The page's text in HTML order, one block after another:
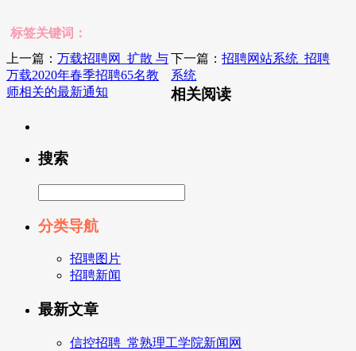
标签关键词：
上一篇： 万载招聘网_扩散 与
万载2020年春季招聘65名教
师相关的最新通知
下一篇：招聘网站系统_招聘
系统
相关阅读
搜索
分类导航
招聘图片
招聘新闻
最新文章
信控招聘_常熟理工学院新闻网